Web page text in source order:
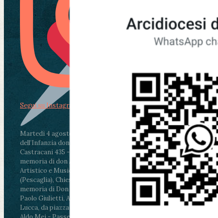
Martedì 4 agosto2026
ore 11:30 - Lucca, Scuola
dell’Infanzia don Aldo Mei - Viale Castruccio
Castracani 435 - Inaugurazione murales in
memoria di don Aldo Mei curato dal Liceo
Artistico e Musicale “Passaglia”
ore 18 - Fiano
(Pescaglia), Chiesa parrocchiale - Messa in
memoria di Don Aldo Mei celebrata da mons.
Paolo Giulietti, Arcivescovo di Lucca
ore 20.30 -
Lucca, da piazza San Michele al Cippo di don
Segui su Instagram